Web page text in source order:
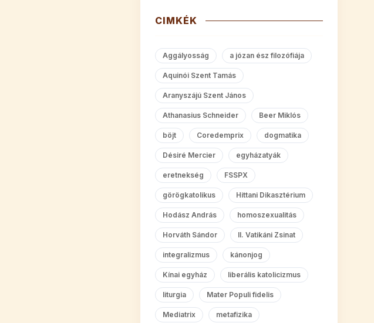
CIMKÉK
Aggályosság a józan ész filozófiája
Aquinói Szent Tamás
Aranyszájú Szent János
Athanasius Schneider Beer Miklós
böjt Coredemprix dogmatika
Désiré Mercier egyházatyák
eretnekség FSSPX
görögkatolikus Hittani Dikasztérium
Hodász András homoszexualitás
Horváth Sándor II. Vatikáni Zsinat
integralizmus kánonjog
Kínai egyház liberális katolicizmus
liturgia Mater Populi fidelis
Mediatrix metafizika